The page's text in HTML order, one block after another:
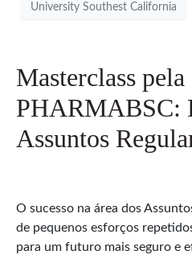
University Southest California
Masterclass pela
PHARMABSC:
Assuntos
O sucesso na área dos
de pequenos esforços
para um futuro mais seguro e